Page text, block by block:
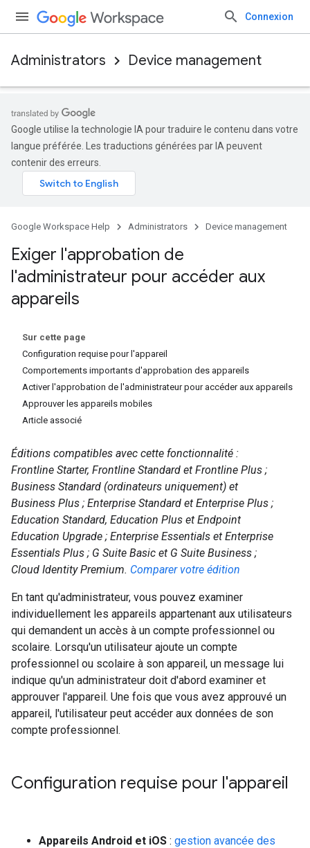
Connexion
Administrators Device management
Google utilise la technologie IA pour traduire le contenu dans votre
langue préférée. Les traductions générées par IA peuvent
contenir des erreurs.
Google Workspace Help Administrators Device management
Exiger l'approbation de
l'administrateur pour accéder aux
appareils
Sur cette page
Configuration requise pour l'appareil
Comportements importants d'approbation des appareils
Activer l'approbation de l'administrateur pour accéder aux appareils
Approuver les appareils mobiles
Article associé
Éditions compatibles avec cette fonctionnalité :
Frontline Starter, Frontline Standard et Frontline Plus ;
Business Standard (ordinateurs uniquement) et
Business Plus ; Enterprise Standard et Enterprise Plus ;
Education Standard, Education Plus et Endpoint
Education Upgrade ; Enterprise Essentials et Enterprise
Essentials Plus ; G Suite Basic et G Suite Business ;
Cloud Identity Premium. Comparer votre édition
En tant qu'administrateur, vous pouvez examiner
individuellement les appareils appartenant aux utilisateurs
qui demandent un accès à un compte professionnel ou
scolaire. Lorsqu'un utilisateur ajoute un compte
professionnel ou scolaire à son appareil, un message lui
indique qu'un administrateur doit d'abord examiner et
approuver l'appareil. Une fois que vous avez approuvé un
appareil, l'utilisateur peut accéder aux données de son
compte professionnel.
Configuration requise pour l'appareil
Appareils Android et iOS : gestion avancée des